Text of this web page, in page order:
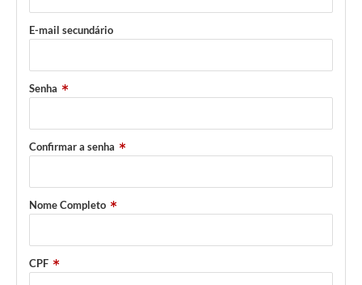
E-mail secundário
Senha
Confirmar a senha
Nome Completo
CPF